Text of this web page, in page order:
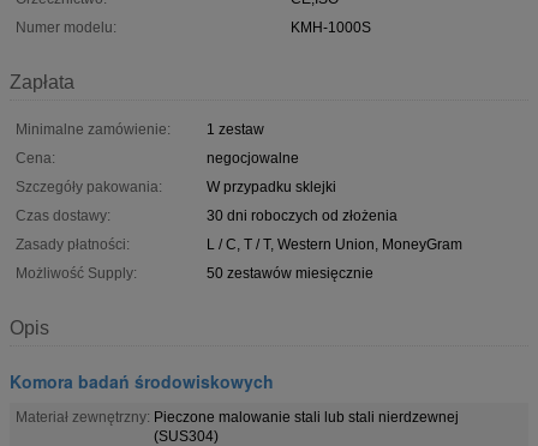
Numer modelu:
KMH-1000S
Zapłata
Minimalne zamówienie:
1 zestaw
Cena:
negocjowalne
Szczegóły pakowania:
W przypadku sklejki
Czas dostawy:
30 dni roboczych od złożenia
Zasady płatności:
L / C, T / T, Western Union, MoneyGram
Możliwość Supply:
50 zestawów miesięcznie
Opis
Komora badań środowiskowych
Materiał zewnętrzny: Pieczone malowanie stali lub stali nierdzewnej
(SUS304)